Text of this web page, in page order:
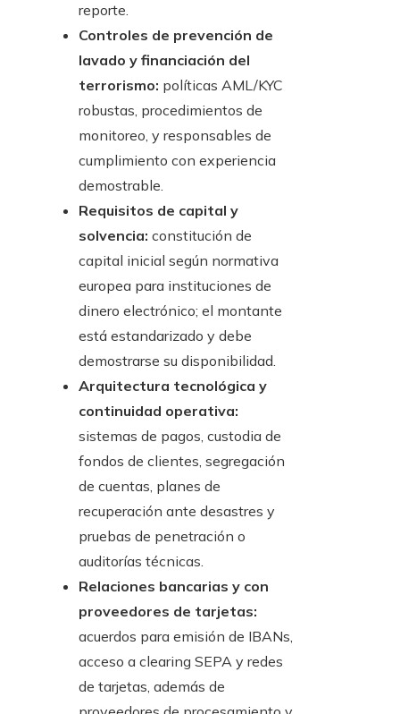
reporte.
Controles de prevención de
lavado y financiación del
terrorismo: políticas AML/KYC
robustas, procedimientos de
monitoreo, y responsables de
cumplimiento con experiencia
demostrable.
Requisitos de capital y
solvencia: constitución de
capital inicial según normativa
europea para instituciones de
dinero electrónico; el montante
está estandarizado y debe
demostrarse su disponibilidad.
Arquitectura tecnológica y
continuidad operativa:
sistemas de pagos, custodia de
fondos de clientes, segregación
de cuentas, planes de
recuperación ante desastres y
pruebas de penetración o
auditorías técnicas.
Relaciones bancarias y con
proveedores de tarjetas:
acuerdos para emisión de IBANs,
acceso a clearing SEPA y redes
de tarjetas, además de